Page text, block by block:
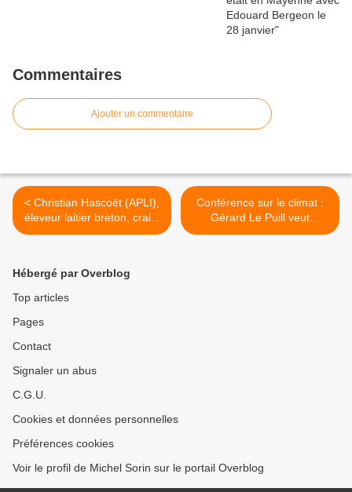
Commentaires
Ajouter un commentaire
< Christian Hascoët (APLI),
éleveur laitier breton, craint
le pire pour 2016
Conférence sur le climat :
Gérard Le Puill veut
changer l'agriculture >
Hébergé par Overblog
Top articles
Pages
Contact
Signaler un abus
C.G.U.
Cookies et données personnelles
Préférences cookies
Voir le profil de Michel Sorin sur le portail Overblog